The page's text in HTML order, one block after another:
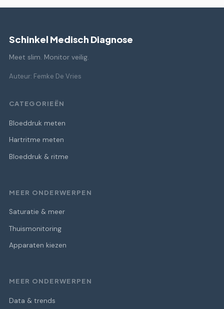
Schinkel Medisch Diagnose
Meet slim. Monitor veilig.
Auteur: Femke De Vries
CATEGORIEËN
Bloeddruk meten
Hartritme meten
Bloeddruk & ritme
MEER ONDERWERPEN
Saturatie & meer
Thuismonitoring
Apparaten kiezen
MEER ONDERWERPEN
Data & trends